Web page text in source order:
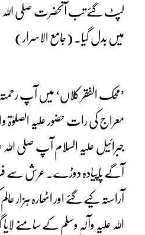
لپٹ گئے تب آنحضرت صلی اللہ
میں بدل گیا۔ (جامع الاسرار)
’محک الفقر کلاں‘ میں آپ رحمتہ
معراج کی رات حضور علیہ الصلوٰۃ
جبرائیل علیہ السلام آپ صلی
آگے پاپیادہ دوڑے۔ عرش سے
آراستہ کیے گئے اور اٹھارہ ہزار
اللہ علیہ وآلہٖ وسلم کے سامنے لایا